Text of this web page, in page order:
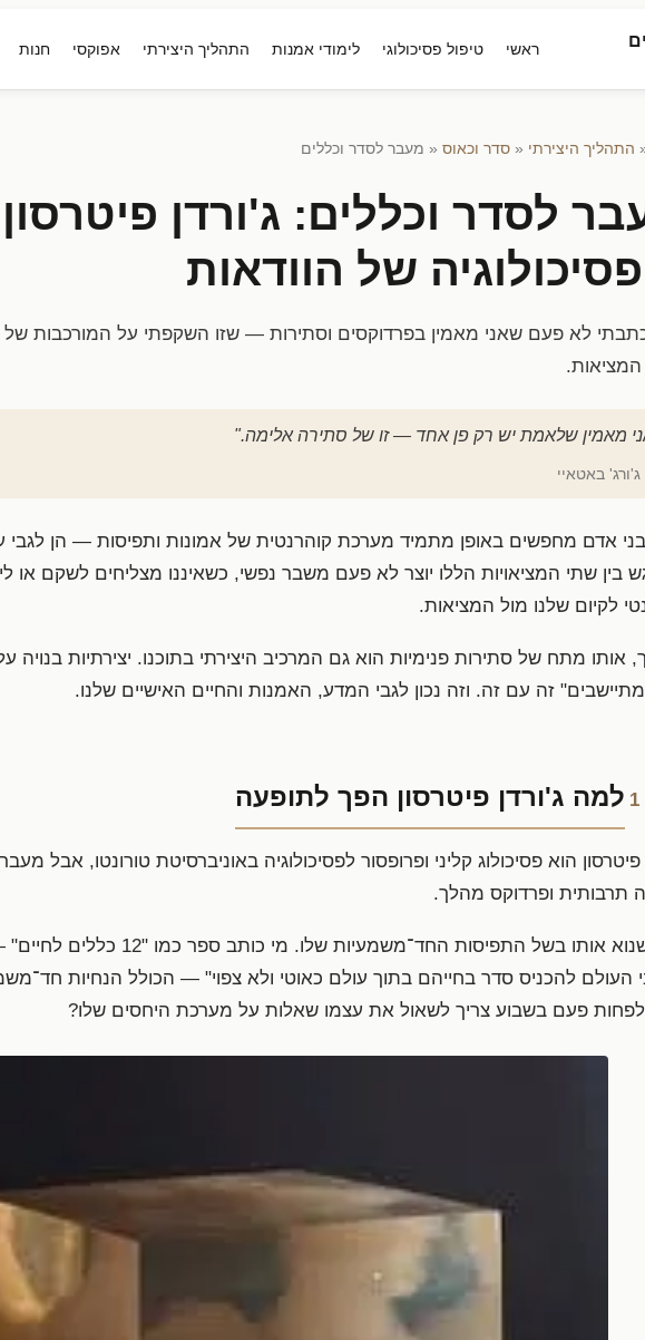
ראשי טיפול פסיכולוגי לימודי אמנות התהליך היצירתי אפוקסי חנות
התהליך היצירתי « סדר וכאוס « מעבר לסדר וכללים
לסדר וכללים: ג'ורדן פיטרסון
של הוודאות
לא פעם שאני מאמין בפרדוקסים וסתירות — שזו השקפתי על המורכבות של
מאמין שלאמת יש רק פן אחד — זו של סתירה אלימה."
באטאיי
אדם מחפשים באופן מתמיד מערכת קוהרנטית של אמונות ותפיסות — הן לגבי
בין שתי המציאויות הללו יוצר לא פעם משבר נפשי, כשאיננו מצליחים לשקם
לקיום שלנו מול המציאות.
אותו מתח של סתירות פנימיות הוא גם המרכיב היצירתי בתוכנו. יצירתיות
זה עם זה. וזה נכון לגבי המדע, האמנות והחיים האישיים שלנו.
למה ג'ורדן פיטרסון הפך לתופעה
פיטרסון הוא פסיכולוג קליני ופרופסור לפסיכולוגיה באוניברסיטת טורונטו, אבל
תרבותית ופרדוקס מהלך.
קל לשנוא אותו בשל התפיסות
העולם להכניס סדר בחייהם בתוך עולם כאוטי ולא צפוי" — הכולל הנחיות
פעם בשבוע צריך לשאול את עצמו שאלות על מערכת היחסים שלו?